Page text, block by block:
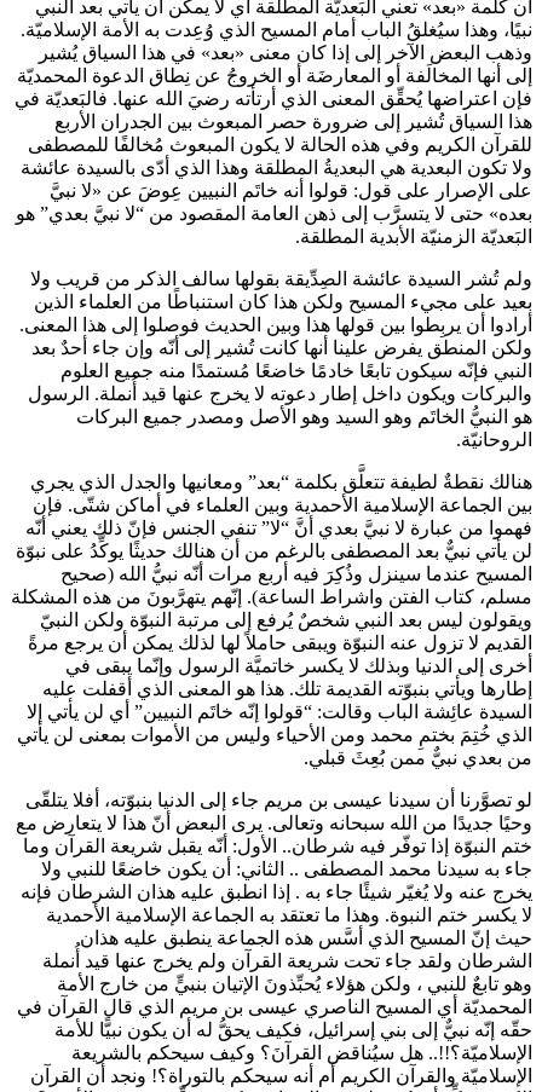
أن كلمة «بعد» تعني البَعديّة المطلقة أي لا يمكن أن يأتي بعد النبي
نبيًا، وهذا سيُغلقُ الباب أمام المسيح الذي وُعِدت به الأمة الإسلاميّة.
وذهب البعض الآخر إلى إذا كان معنى «بعد» في هذا السياق يُشير
إلى أنها المخالَفة أو المعارضَة أو الخروجُ عن نِطاق الدعوة المحمديّة
فإن اعتراضها يُحقِّق المعنى الذي أرتأته رضيَ الله عنها. فالبَعديّة في
هذا السياق تُشير إلى ضرورة حصر المبعوث بين الجدران الأربع
للقرآن الكريم وفي هذه الحالة لا يكون المبعوث مُخالفًا للمصطفى
ولا تكون البعدية هي البعديةُ المطلقة وهذا الذي أدّى بالسيدة عائشة
على الإصرار على قول: قولوا أنه خاتَم النبيين عِوضَ عن «لا نبيَّ
بعده» حتى لا يتسرَّب إلى ذهن العامة المقصود من “لا نبيَّ بعدي” هو
البَعديّة الزمنيّة الأبدية المطلقة.
ولم تُشر السيدة عائشة الصِدِّيقة بقولها سالف الذكر من قريب ولا
بعيد على مجيء المسيح ولكن هذا كان استنباطًا من العلماء الذين
أرادوا أن يربِطوا بين قولها هذا وبين الحديث فوصلوا إلى هذا المعنى.
ولكن المنطق يفرض علينا أنها كانت تُشير إلى أنّه وإن جاء أحدٌ بعد
النبي فإنّه سيكون تابعًا خادمًا خاضعًا مُستمدًا منه جميع العلوم
والبركات ويكون داخل إطار دعوته لا يخرج عنها قيد أُنملة. الرسول
هو النبيُّ الخاتَم وهو السيد وهو الأصل ومصدر جميع البركات
الروحانيّة.
هنالك نقطةٌ لطيفة تتعلَّق بكلمة “بعد” ومعانيها والجدل الذي يجري
بين الجماعة الإسلامية الأحمدية وبين العلماء في أماكن شتّى. فإن
فهموا من عبارة لا نبيَّ بعدي أنَّ “لا” تنفي الجنس فإنّ ذلك يعني أنّه
لن يأتي نبيٌّ بعد المصطفى بالرغم من أن هنالك حديثًا يوكِّدُ على نبوّة
المسيح عندما سينزل وذُكِرَ فيه أربع مرات أنّه نبيُّ الله (صحيح
مسلم، كتاب الفتن واشراط الساعة). إنّهم يتهرَّبونَ من هذه المشكلة
ويقولون ليس بعد النبي شخصٌ يُرفع إلى مرتبة النبوّة ولكن النبيّ
القديم لا تزول عنه النبوّة ويبقى حاملاً لها لذلك يمكن أن يرجع مرةً
أخرى إلى الدنيا وبذلك لا يكسر خاتميَّة الرسول وإنّما يبقى في
إطارها ويأتي بنبوّته القديمة تلك. هذا هو المعنى الذي أقفلت عليه
السيدة عائِشة الباب وقالت: “قولوا إنّه خاتَم النبيين” أي لن يأتي إلا
الذي خُتِمَ بختمِ محمد ومن الأحياء وليس من الأموات بمعنى لن يأتي
من بعدي نبيٌّ ممن بُعِثَ قبلي.
لو تصوَّرنا أن سيدنا عيسى بن مريم جاء إلى الدنيا بنبوّته، أفلا يتلقّى
وحيًا جديدًا من الله سبحانه وتعالى. يرى البعض أنّ هذا لا يتعارض مع
ختم النبوّة إذا توفّر فيه شرطان.. الأول: أنّه يقبل شريعة القرآن وما
جاء به سيدنا محمد المصطفى .. الثاني: أن يكون خاضعًا للنبي ولا
يخرج عنه ولا يُغيّر شيئًا جاء به . إذا انطبق عليه هذان الشرطان فإنه
لا يكسر ختم النبوة. وهذا ما تعتقد به الجماعة الإسلامية الأحمدية
حيث إنّ المسيح الذي أسَّس هذه الجماعة ينطبق عليه هذان
الشرطان ولقد جاء تحت شريعة القرآن ولم يخرج عنها قيد أُنملة
وهو تابعٌ للنبي ، ولكن هؤلاء يُحبِّذونَ الإتيان بنبيٍّ من خارج الأمة
المحمديّة أي المسيح الناصري عيسى بن مريم الذي قال القرآن في
حقّه إنّه نبيٌّ إلى بني إسرائيل، فكيف يحقُّ له أن يكون نبيًّا للأمة
الإسلاميّة؟!!.. هل سيُناقض القرآنَ؟ وكيف سيحكم بالشريعة
الإسلاميّة والقرآن الكريم أم أنه سيحكم بالتوراة؟! ونجد أن القرآن